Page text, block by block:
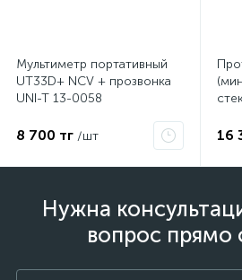
Мультиметр портативный
UT33D+ NCV + прозвонка
UNI-T 13-0058
8 700 тг /шт 16
Нужна
вопрос прямо